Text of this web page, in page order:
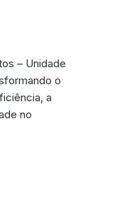
– Unidade
o
a
no